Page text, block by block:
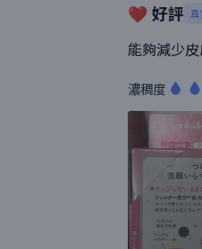
❤️ 好評
能夠減少
濃稠度